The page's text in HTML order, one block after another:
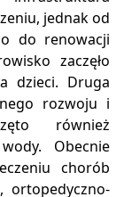
jednak od
do renowacji
zaczęło
dzieci. Druga
rozwoju i
również
Obecnie
chorób
ortopedyczno-